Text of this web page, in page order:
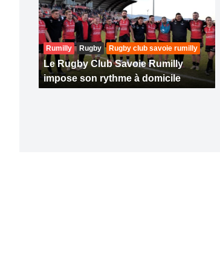
Rumilly Rugby Rugby club savoie rumilly
Le Rugby Club Savoie Rumilly
impose son rythme à domicile